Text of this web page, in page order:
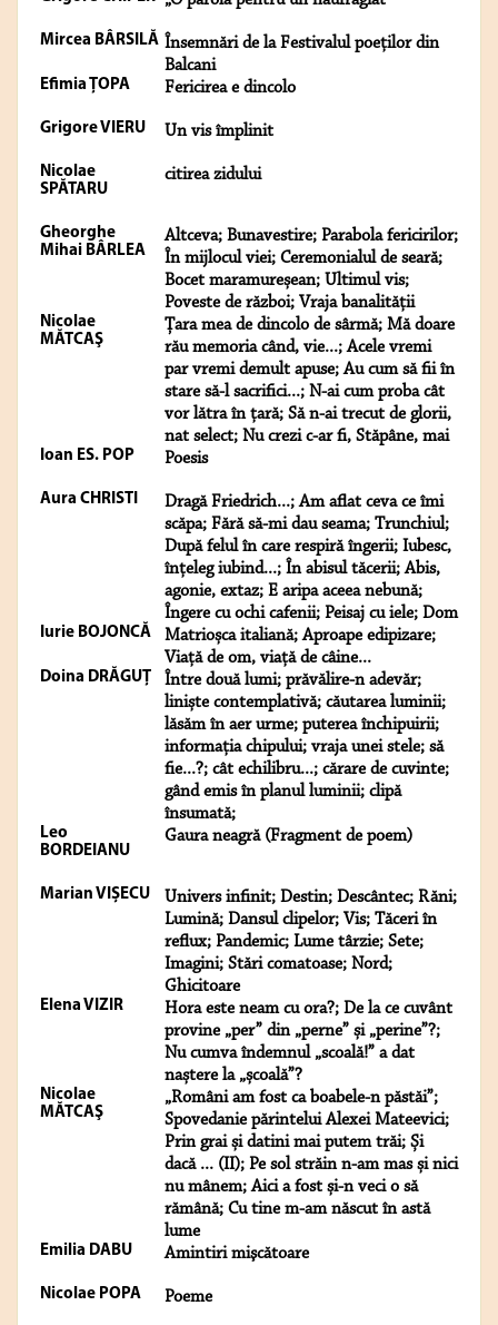
Mircea BÂRSILĂ Însemnări de la Festivalul poeţilor din
Balcani
Efimia ŢOPA Fericirea e dincolo
Grigore VIERU Un vis împlinit
Nicolae
SPĂTARU
citirea zidului
Gheorghe
Mihai BÂRLEA
Altceva; Bunavestire; Parabola fericirilor;
În mijlocul viei; Ceremonialul de seară;
Bocet maramureșean; Ultimul vis;
Poveste de război; Vraja banalității
Nicolae
MĂTCAŞ
Țara mea de dincolo de sârmă; Mă doare
rău memoria când, vie...; Acele vremi
par vremi demult apuse; Au cum să fii în
stare să-l sacrifici...; N-ai cum proba cât
vor lătra în țară; Să n-ai trecut de glorii,
nat select; Nu crezi c-ar fi, Stăpâne, mai
Ioan ES. POP Poesis
Aura CHRISTI
Dragă Friedrich...; Am aflat ceva ce îmi
scăpa; Fără să-mi dau seama; Trunchiul;
După felul în care respiră îngerii; Iubesc,
înțeleg iubind...; În abisul tăcerii; Abis,
agonie, extaz; E aripa aceea nebună;
Îngere cu ochi cafenii; Peisaj cu iele; Dom
Iurie BOJONCĂ
Matrioșca italiană; Aproape edipizare;
Viață de om, viață de câine...
Doina DRĂGUŢ
Între două lumi; prăvălire-n adevăr;
liniște contemplativă; căutarea luminii;
lăsăm în aer urme; puterea închipuirii;
informația chipului; vraja unei stele; să
fie...?; cât echilibru...; cărare de cuvinte;
gând emis în planul luminii; clipă
însumată;
Leo
BORDEIANU
Gaura neagră (Fragment de poem)
Marian VIȘECU
Univers infinit; Destin; Descântec; Răni;
Lumină; Dansul clipelor; Vis; Tăceri în
reflux; Pandemic; Lume târzie; Sete;
Imagini; Stări comatoase; Nord;
Ghicitoare
Elena VIZIR
Hora este neam cu ora?; De la ce cuvânt
provine „per” din „perne” și „perine”?;
Nu cumva îndemnul „scoală!” a dat
naștere la „școală”?
Nicolae
MĂTCAŞ
„Români am fost ca boabele-n păstăi”;
Spovedanie părintelui Alexei Mateevici;
Prin grai și datini mai putem trăi; Și
dacă ... (II); Pe sol străin n-am mas și nici
nu mânem; Aici a fost și-n veci o să
rămână; Cu tine m-am născut în astă
lume
Emilia DABU Amintiri mişcătoare
Nicolae POPA Poeme